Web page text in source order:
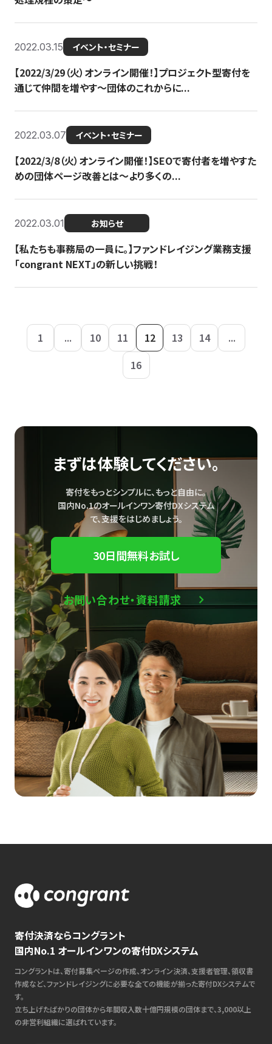
2022.03.15 イベント・セミナー
【2022/3/29（火）オンライン開催！】プロジェクト型寄付を
通じて仲間を増やす～団体のこれからに...
2022.03.07 イベント・セミナー
【2022/3/8（火）オンライン開催！】SEOで寄付者を増やすた
めの団体ページ改善とは～より多くの...
2022.03.01 お知らせ
【私たちも事務局の一員に。】ファンドレイジング業務支援
「congrant NEXT」の新しい挑戦！
1 ... 10 11 12 13 14
...
16
まずは体験してください。
寄付をもっとシンプルに、もっと自由に。
国内No.1のオールインワン寄付DXシステム
で、支援をはじめましょう。
30日間無料お試し
お問い合わせ・資料請求
寄付決済ならコングラント
国内No.1 オールインワンの寄付DXシステム
コングラントは、寄付募集ページの作成、オンライン決済、支援者管理、領収書
作成など、ファンドレイジングに必要な全ての機能が揃った寄付DXシステムで
す。
立ち上げたばかりの団体から年間収入数十億円規模の団体まで、3,000以上
の非営利組織に選ばれています。